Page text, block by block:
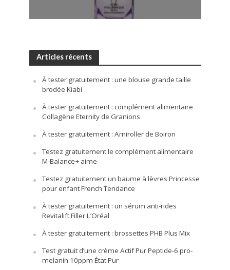
Articles récents
À tester gratuitement : une blouse grande taille
brodée Kiabi
À tester gratuitement : complément alimentaire
Collagène Eternity de Granions
À tester gratuitement : Arniroller de Boiron
Testez gratuitement le complément alimentaire
M-Balance+ aime
Testez gratuitement un baume à lèvres Princesse
pour enfant French Tendance
À tester gratuitement : un sérum anti-rides
Revitalift Filler L’Oréal
À tester gratuitement : brossettes PHB Plus Mix
Test gratuit d’une crème Actif Pur Peptide-6 pro-
melanin 10ppm État Pur